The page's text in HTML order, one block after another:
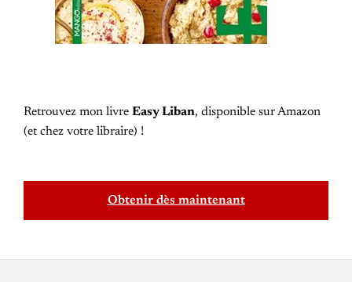
Retrouvez mon livre Easy Liban, disponible sur Amazon
(et chez votre libraire) !
Obtenir dès maintenant